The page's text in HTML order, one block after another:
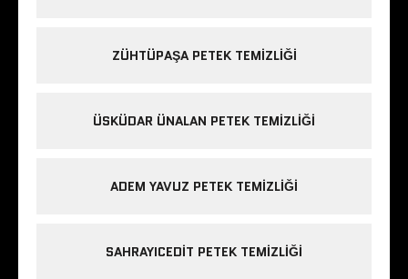
ZÜHTÜPAŞA PETEK TEMIZLIĞI
ÜSKÜDAR ÜNALAN PETEK TEMIZLIĞI
ADEM YAVUZ PETEK TEMIZLIĞI
SAHRAYICEDIT PETEK TEMIZLIĞI